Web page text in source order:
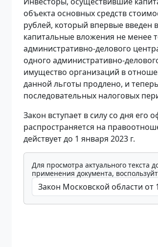
объекта основных средств
рублей, который впервые введен
капитальные вложения не менее
административно-делового
одного административно-
имущество организаций в
данной льготы продлено, и
последовательных налоговых
Закон вступает в силу со дня его
распространяется на
действует до 1 января 2023 г.
Для просмотра актуального
применения документа,